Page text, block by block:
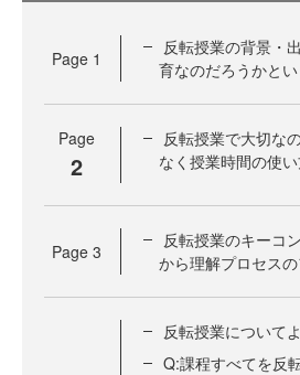
Page 1
反転授業の背景・
育なのだろうかと
Page
2
反転授業で大切な
なく授業時間の使
Page 3
反転授業のキーコ
から理解プロセス
反転授業について
Q:課程すべてを反